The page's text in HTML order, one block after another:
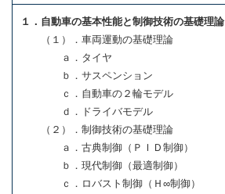
１．自動車の基本性能と制御技術の基礎理論
（１）．車両運動の基礎理論
ａ．タイヤ
ｂ．サスペンション
ｃ．自動車の２輪モデル
ｄ．ドライバモデル
（２）．制御技術の基礎理論
ａ．古典制御（ＰＩＤ制御）
ｂ．現代制御（最適制御）
ｃ．ロバスト制御（Ｈ∞制御）